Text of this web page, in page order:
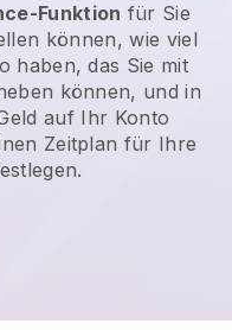
Funktion für Sie
können, wie viel
haben, das Sie mit
können, und in
auf Ihr Konto
Zeitplan für Ihre